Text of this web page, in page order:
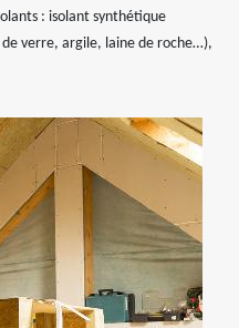
: isolant synthétique
verre, argile, laine de roche…),